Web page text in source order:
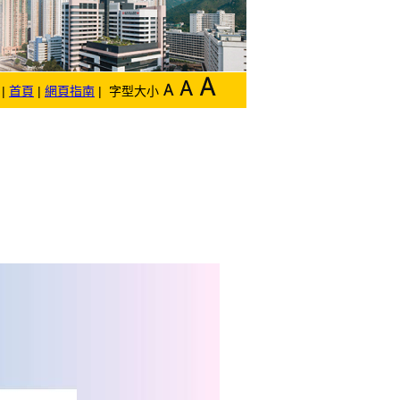
| 首頁 | 網頁指南 | 字型大小